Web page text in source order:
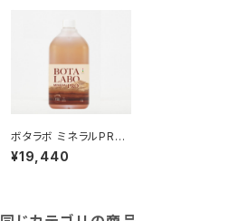
ボタラボ ミネラルPRO
1.8L 徳用ボトル
¥19,440